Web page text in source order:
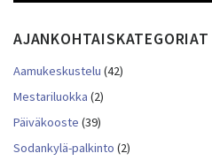
AJANKOHTAISKATEGORIAT
Aamukeskustelu (42)
Mestariluokka (2)
Päiväkooste (39)
Sodankylä-palkinto (2)